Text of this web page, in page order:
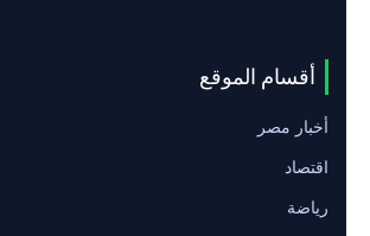
أقسام الموقع
أخبار مصر
اقتصاد
رياضة